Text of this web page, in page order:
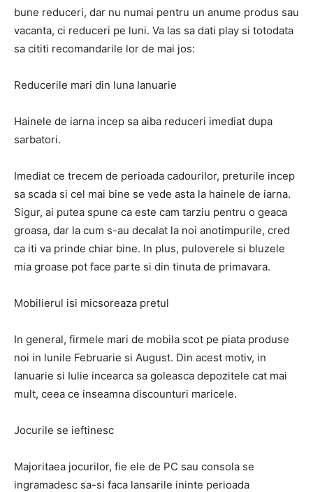
bune reduceri, dar nu numai pentru un anume produs sau
vacanta, ci reduceri pe luni. Va las sa dati play si totodata
sa cititi recomandarile lor de mai jos:
Reducerile mari din luna Ianuarie
Hainele de iarna incep sa aiba reduceri imediat dupa
sarbatori.
Imediat ce trecem de perioada cadourilor, preturile incep
sa scada si cel mai bine se vede asta la hainele de iarna.
Sigur, ai putea spune ca este cam tarziu pentru o geaca
groasa, dar la cum s-au decalat la noi anotimpurile, cred
ca iti va prinde chiar bine. In plus, puloverele si bluzele
mia groase pot face parte si din tinuta de primavara.
Mobilierul isi micsoreaza pretul
In general, firmele mari de mobila scot pe piata produse
noi in lunile Februarie si August. Din acest motiv, in
Ianuarie si Iulie incearca sa goleasca depozitele cat mai
mult, ceea ce inseamna discounturi maricele.
Jocurile se ieftinesc
Majoritaea jocurilor, fie ele de PC sau consola se
ingramadesc sa-si faca lansarile ininte perioada